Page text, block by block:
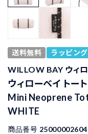
送料無料 ラッピング
WILLOW BAY ウィ
ウィローベイ トー
Mini Neoprene
WHITE
商品番号